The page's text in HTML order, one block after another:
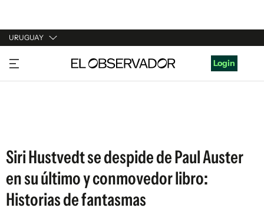
URUGUAY
URUGUAY
ARGENTINA
Login
Siri Hustvedt se despide de Paul Auster
en su último y conmovedor libro:
Historias de fantasmas